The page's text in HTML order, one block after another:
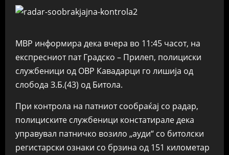
МВР информира дека вчера во 11:45 часот, на
експресниот пат Градско – Прилеп, полициски
службеници од ОВР Кавадарци го лишиja од
слобода З.Б.(43) од Битола.
При контрола на патниот сообраќај со радар,
полициските службеници констатирале дека
управувал патничко возило „ауди“ со битолски
регистарски ознаки со брзина од 151 километар